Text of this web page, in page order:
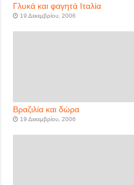
Γλυκά και φαγητά Ιταλία
19 Δεκεμβρίου, 2006
Βραζιλία και δώρα
19 Δεκεμβρίου, 2006